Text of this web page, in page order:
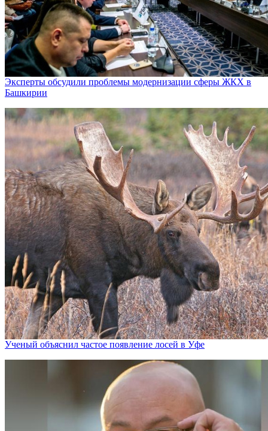
Эксперты обсудили проблемы модернизации сферы ЖКХ в
Башкирии
Ученый объяснил частое появление лосей в Уфе